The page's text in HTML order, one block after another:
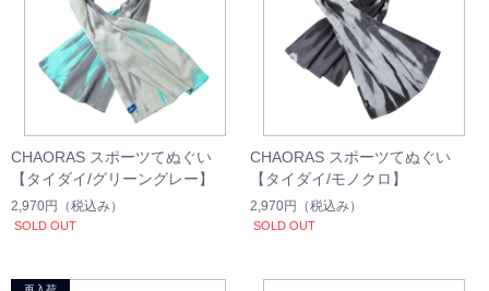
CHAORAS スポーツてぬぐい
【タイダイ/グリーングレー】
2,970円 （税込み）
SOLD OUT
CHAORAS スポーツてぬぐい
【タイダイ/モノクロ】
2,970円 （税込み）
SOLD OUT